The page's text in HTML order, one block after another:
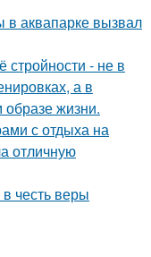
в аквапарке вызвал
стройности - не в
а в
жизни.
с отдыха на
отличную
честь веры